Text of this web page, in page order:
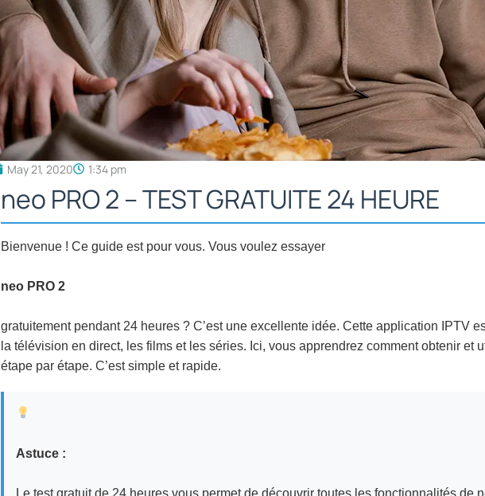
May 21, 2020 1:34 pm
neo PRO 2 – TEST GRATUITE 24 HEURE
Bienvenue ! Ce guide est pour vous. Vous voulez essayer
neo PRO 2
gratuitement pendant 24 heures ? C’est une excellente idée. Cette application IPTV
la télévision en direct, les films et les séries. Ici, vous apprendrez comment obtenir et
étape par étape. C’est simple et rapide.
Astuce :
Le test gratuit de 24 heures vous permet de découvrir toutes les fonctionnalités de